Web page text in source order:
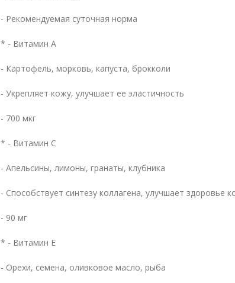
- Рекомендуемая суточная норма
* - Витамин А
- Картофель, морковь, капуста, брокколи
- Укрепляет кожу, улучшает ее эластичность
- 700 мкг
* - Витамин C
- Апельсины, лимоны, гранаты, клубника
- Способствует синтезу коллагена, улучшает здоровье
- 90 мг
* - Витамин E
- Орехи, семена, оливковое масло, рыба